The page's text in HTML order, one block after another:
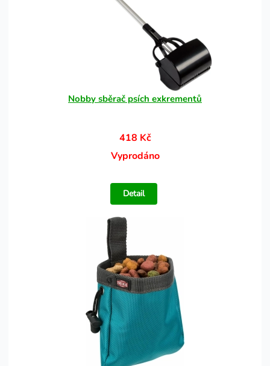
Nobby sběrač psích exkrementů
418 Kč
Vyprodáno
Detail